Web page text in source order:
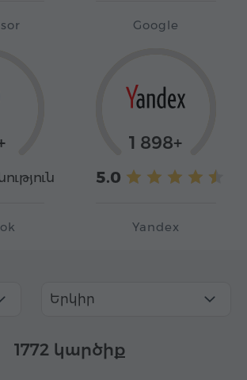
Google
1 898+
5.0
Yandex
Երկիր
1772 կարծիք